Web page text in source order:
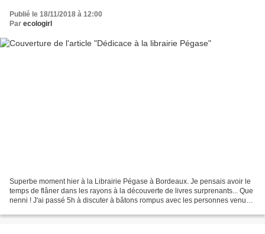
Publié le 18/11/2018 à 12:00
Par ecologirl
Superbe moment hier à la Librairie Pégase à Bordeaux. Je pensais avoir le
temps de flâner dans les rayons à la découverte de livres surprenants... Que
nenni ! J'ai passé 5h à discuter à bâtons rompus avec les personnes venues